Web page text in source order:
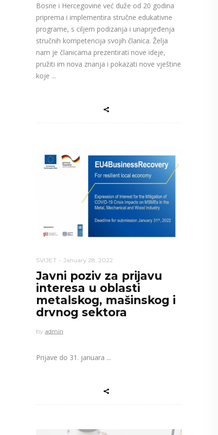
Bosne i Hercegovine već duže od 20 godina
priprema i implementira stručne edukativne
programe, s ciljem podizanja i unaprjeđenja
stručnih kompetencija svojih članica. Želja
nam je članicama prezentirati nove ideje,
pružiti im nova znanja i pokazati nove vještine
koje
SVIJET January 28, 2022
Javni poziv za prijavu
interesa u oblasti
metalskog, mašinskog i
drvnog sektora
by admin
Prijave do 31. januara